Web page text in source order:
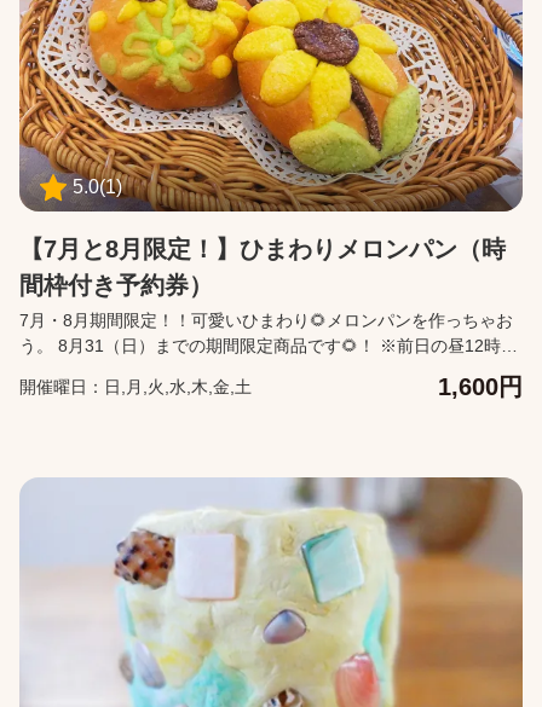
23:59まで無料でキャンセルが可能です。 キャンセルは、購入後
に届くメールの「マイページ」から行ってください。 ※VR・AR
アトラクションは、2026/07/12日曜日をもって終了となりまし
た。 【本チケットの有効範囲】 本チケット事前購入は、利用券を
事前にご購入いただいた形となり、 当日の混雑状況によっては、
お待ちいただく場合がございますので、ご了承ください。
5.0(1)
【7月と8月限定！】ひまわりメロンパン（時
間枠付き予約券）
7月・8月期間限定！！可愛いひまわり🌻メロンパンを作っちゃお
う。 8月31（日）までの期間限定商品です🌻！ ※前日の昼12時に
翌日のWEB予約が確定となります。 それ以降の翌日分のWEBチケ
ットは購入ができません。 【予約変更】 ・利用日を変更したい場
「マイページ」から行ってください。
開催曜日：日,月,火,水,木,金,土 1,600円